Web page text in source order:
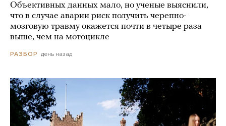
Объективных данных мало, но ученые выяснили,
что в случае аварии риск получить черепно-
мозговую травму окажется почти в четыре раза
выше, чем на мотоцикле
РАЗБОР день назад